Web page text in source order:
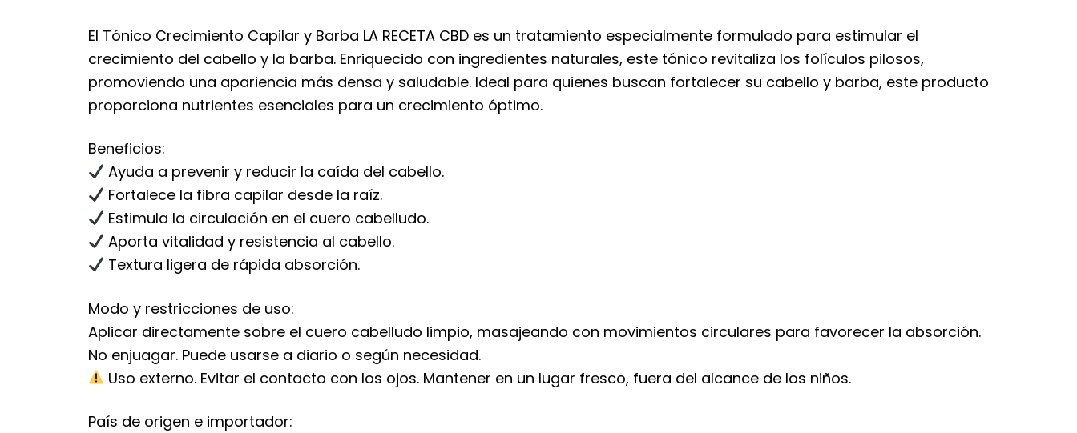
El Tónico Crecimiento Capilar y Barba LA RECETA CBD es un tratamiento especialmente formulado para estimular el
crecimiento del cabello y la barba. Enriquecido con ingredientes naturales, este tónico revitaliza los folículos pilosos,
promoviendo una apariencia más densa y saludable. Ideal para quienes buscan fortalecer su cabello y barba, este producto
proporciona nutrientes esenciales para un crecimiento óptimo.
Beneficios:
Ayuda a prevenir y reducir la caída del cabello.
Fortalece la fibra capilar desde la raíz.
Estimula la circulación en el cuero cabelludo.
Aporta vitalidad y resistencia al cabello.
Textura ligera de rápida absorción.
Modo y restricciones de uso:
Aplicar directamente sobre el cuero cabelludo limpio, masajeando con movimientos circulares para favorecer la absorción.
No enjuagar. Puede usarse a diario o según necesidad.
Uso externo. Evitar el contacto con los ojos. Mantener en un lugar fresco, fuera del alcance de los niños.
País de origen e importador: